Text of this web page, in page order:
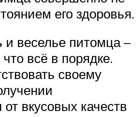
его здоровья.
и веселье питомца –
всё в порядке.
своему
вкусовых качеств